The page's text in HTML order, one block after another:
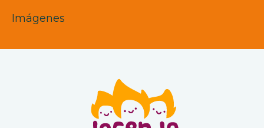
Imágenes